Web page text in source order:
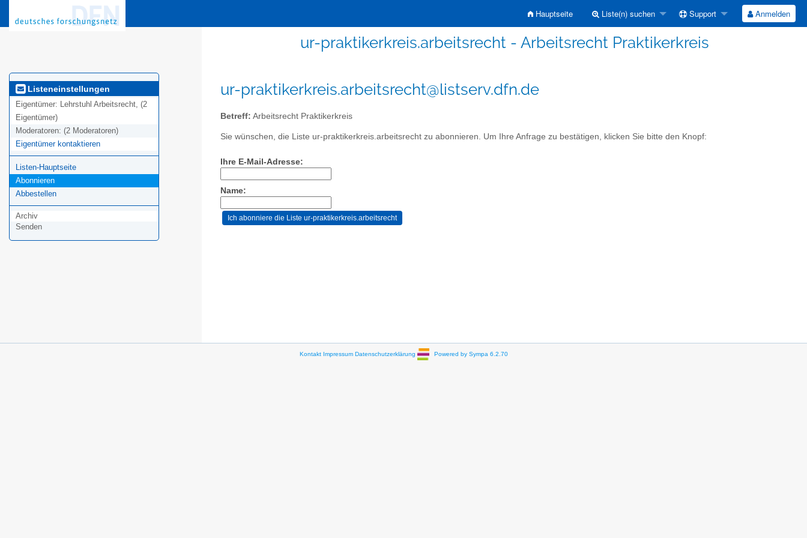
Hauptseite Liste(n) suchen Support Anmelden
ur-praktikerkreis.arbeitsrecht - Arbeitsrecht Praktikerkreis
Listeneinstellungen
Eigentümer: Lehrstuhl Arbeitsrecht, (2
Eigentümer)
Moderatoren: (2 Moderatoren)
Eigentümer kontaktieren
Listen-Hauptseite
Abonnieren
Abbestellen
Archiv
Senden
ur-praktikerkreis.arbeitsrecht@listserv.dfn.de
Betreff: Arbeitsrecht Praktikerkreis
Sie wünschen, die Liste ur-praktikerkreis.arbeitsrecht zu abonnieren. Um Ihre Anfrage zu bestätigen, klicken Sie bitte den Knopf:
Ihre E-Mail-Adresse:
Name:
Kontakt Impressum Datenschutzerklärung Powered by Sympa 6.2.70